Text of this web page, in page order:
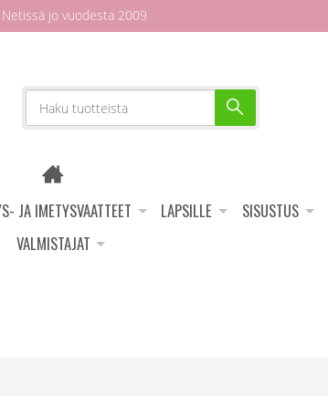
Netissä jo vuodesta 2009
JA IMETYSVAATTEET LAPSILLE SISUSTUS
VALMISTAJAT